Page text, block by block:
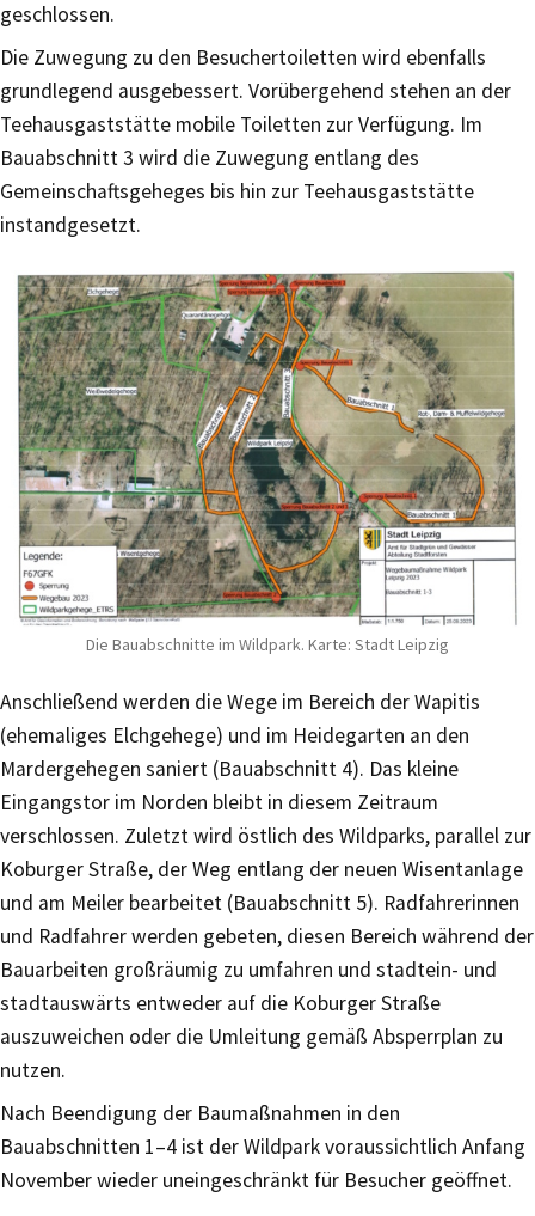
geschlossen.
Die Zuwegung zu den Besuchertoiletten wird ebenfalls
grundlegend ausgebessert. Vorübergehend stehen an der
Teehausgaststätte mobile Toiletten zur Verfügung. Im
Bauabschnitt 3 wird die Zuwegung entlang des
Gemeinschaftsgeheges bis hin zur Teehausgaststätte
instandgesetzt.
Die Bauabschnitte im Wildpark. Karte: Stadt Leipzig
Anschließend werden die Wege im Bereich der Wapitis
(ehemaliges Elchgehege) und im Heidegarten an den
Mardergehegen saniert (Bauabschnitt 4). Das kleine
Eingangstor im Norden bleibt in diesem Zeitraum
verschlossen. Zuletzt wird östlich des Wildparks, parallel zur
Koburger Straße, der Weg entlang der neuen Wisentanlage
und am Meiler bearbeitet (Bauabschnitt 5). Radfahrerinnen
und Radfahrer werden gebeten, diesen Bereich während der
Bauarbeiten großräumig zu umfahren und stadtein- und
stadtauswärts entweder auf die Koburger Straße
auszuweichen oder die Umleitung gemäß Absperrplan zu
nutzen.
Nach Beendigung der Baumaßnahmen in den
Bauabschnitten 1–4 ist der Wildpark voraussichtlich Anfang
November wieder uneingeschränkt für Besucher geöffnet.